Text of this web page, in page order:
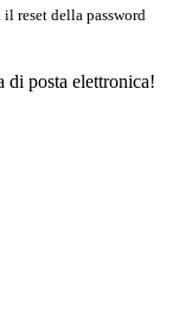
reset della password
di posta elettronica!